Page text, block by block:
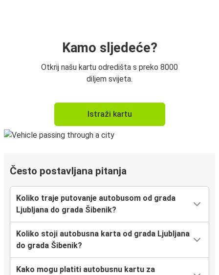
Kamo sljedeće?
Otkrij našu kartu odredišta s preko 8000
diljem svijeta.
Istraži kartu
Često postavljana pitanja
Koliko traje putovanje autobusom od grada
Ljubljana do grada Šibenik?
Koliko stoji autobusna karta od grada Ljubljana
do grada Šibenik?
Kako mogu platiti autobusnu kartu za